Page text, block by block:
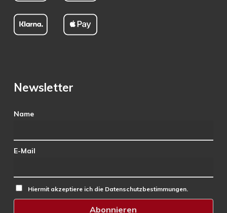
Newsletter
Name
E-Mail
Hiermit akzeptiere ich die Datenschutzbestimmungen.